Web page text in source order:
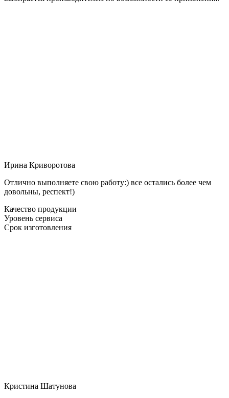
Ирина Криворотова
Отлично выполняете свою работу:) все остались более чем
довольны, респект!)
Качество продукции
Уровень сервиса
Срок изготовления
Кристина Шатунова